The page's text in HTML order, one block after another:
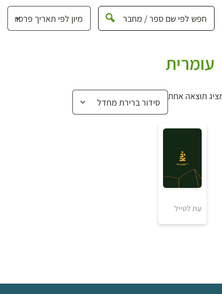
עומרית
תוצאה אחת
₪
למידע ולרכישהעת לטייל